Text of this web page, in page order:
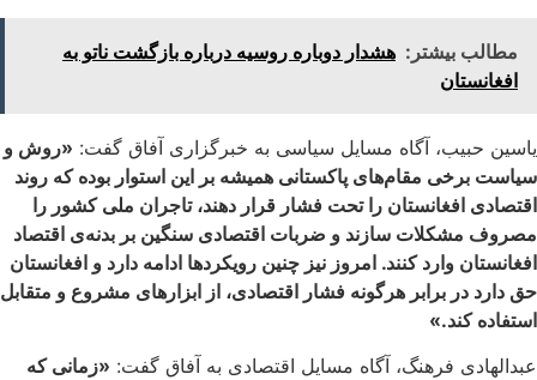
مطالب بیشتر: هشدار دوباره روسیه درباره بازگشت ناتو به
افغانستان
یاسین حبیب، آگاه مسایل سیاسی به خبرگزاری آفاق گفت: «روش و
سیاست برخی مقام‌های پاکستانی همیشه بر این استوار بوده که روند
اقتصادی افغانستان را تحت فشار قرار دهند، تاجران ملی کشور را
مصروف مشکلات سازند و ضربات اقتصادی سنگین بر بدنه‌ی اقتصاد
افغانستان وارد کنند. امروز نیز چنین رویکردها ادامه دارد و افغانستان
حق دارد در برابر هرگونه فشار اقتصادی، از ابزارهای مشروع و متقابل
استفاده کند.»
عبدالهادی فرهنگ، آگاه مسایل اقتصادی به آفاق گفت: «زمانی که